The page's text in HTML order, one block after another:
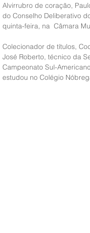
Alvirrubro de coração,
do Conselho Deliberativo
quinta-feira, na  Câmara
Colecionador de títulos,
José Roberto, técnico da
Campeonato Sul-
estudou no Colégio